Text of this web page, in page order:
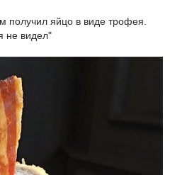
получил яйцо в виде трофея.
не видел"